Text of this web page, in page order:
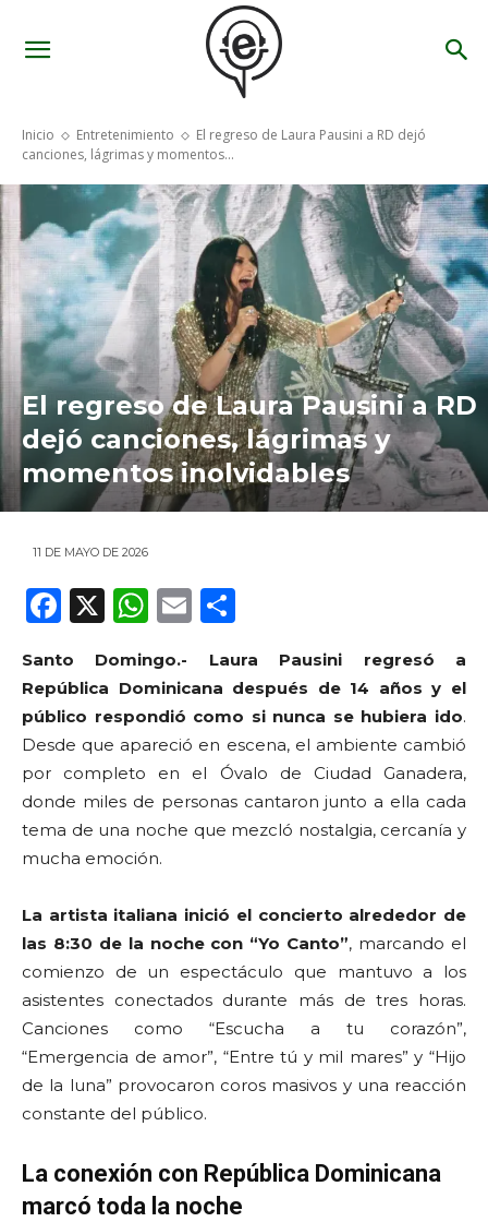
Inicio Entretenimiento
El regreso de Laura Pausini a RD dejó
canciones, lágrimas y momentos...
El regreso de Laura Pausini a RD
dejó canciones, lágrimas y
momentos inolvidables
11 DE MAYO DE 2026
F
c
e
b
o
o
k
X
W
a
ts
A
p
p
E
ai
l
m
p
ar
ti
r
Santo Domingo.-
Laura Pausini regresó a
República Dominicana después de 14 años y el
público respondió como si nunca se hubiera ido.
Desde que apareció en escena, el ambiente cambió
por completo en el Óvalo de Ciudad Ganadera,
donde miles de personas cantaron junto a ella cada
tema de una noche que mezcló nostalgia, cercanía y
mucha emoción.
La artista italiana inició el concierto alrededor de
las 8:30 de la noche con “Yo Canto”, marcando el
comienzo de un espectáculo que mantuvo a los
asistentes conectados durante más de tres horas.
Canciones como “Escucha a tu corazón”,
“Emergencia de amor”, “Entre tú y mil mares” y “Hijo
de la luna” provocaron coros masivos y una reacción
constante del público.
La conexión con República Dominicana
marcó toda la noche